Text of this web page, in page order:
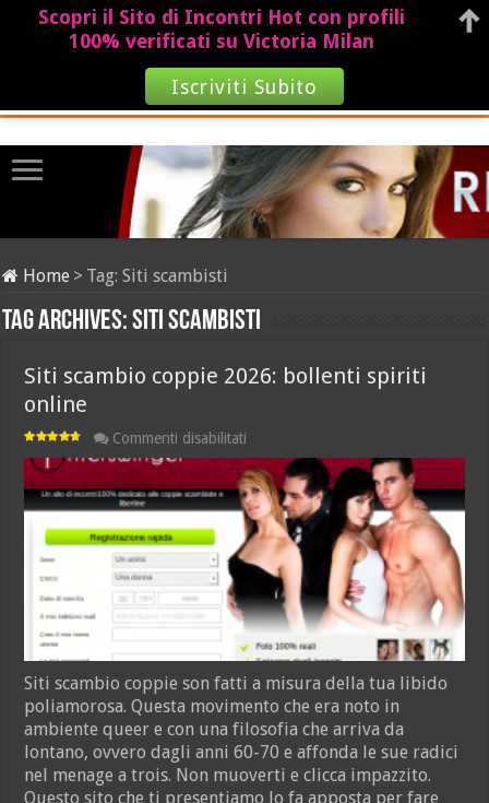
Home > Tag:Siti scambisti
Tag Archives:Siti scambisti
Siti scambio coppie 2026: bollenti spiriti
online
Commenti disabilitati
Siti
scambio
coppie
2026:
bollenti
spiriti
online
Siti scambio coppie son fatti a misura della tua libido
poliamorosa. Questa movimento che era noto in
ambiente queer e con una filosofia che arriva da
lontano, ovvero dagli anni 60-70 e affonda le sue radici
nel menage a trois. Non muoverti e clicca impazzito.
Questo sito che ti presentiamo lo fa apposta per fare
Scopri il Sito di Incontri Hot con profili
100% verificati su Victoria Milan
Iscriviti Subito